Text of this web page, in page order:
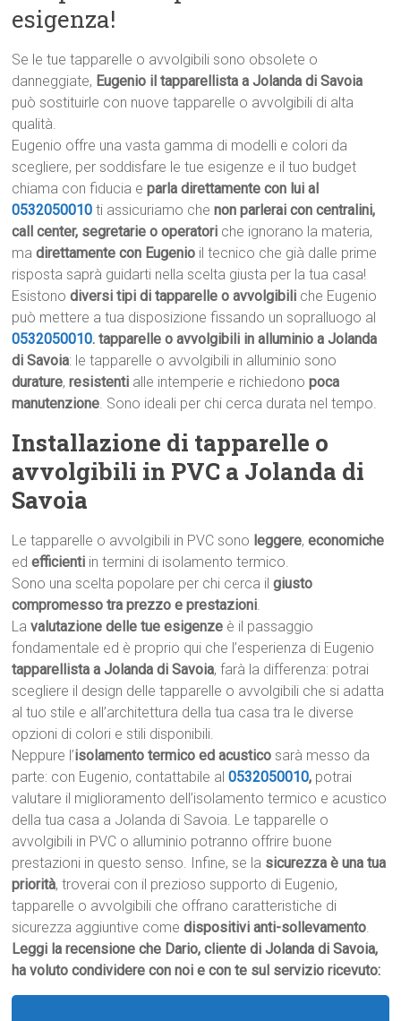
esigenza!
Se le tue tapparelle o avvolgibili sono obsolete o
danneggiate, Eugenio il tapparellista a Jolanda di Savoia
può sostituirle con nuove tapparelle o avvolgibili di alta
qualità.
Eugenio offre una vasta gamma di modelli e colori da
scegliere, per soddisfare le tue esigenze e il tuo budget
chiama con fiducia eparla direttamente con lui al
0532050010 ti assicuriamo chenon parlerai con centralini,
call center, segretarie o operatori che ignorano la materia,
madirettamente con Eugenio il tecnico che già dalle prime
risposta saprà guidarti nella scelta giusta per la tua casa!
Esistonodiversi tipi di tapparelle o avvolgibili che Eugenio
può mettere a tua disposizione fissando un sopralluogo al
0532050010. tapparelle o avvolgibili in alluminio a Jolanda
di Savoia: le tapparelle o avvolgibili in alluminio sono
durature,resistenti alle intemperie e richiedonopoca
manutenzione. Sono ideali per chi cerca durata nel tempo.
Installazione di tapparelle o
avvolgibili in PVC a Jolanda di
Savoia
Le tapparelle o avvolgibili in PVC sono leggere,economiche
edefficienti in termini di isolamento termico.
Sono una scelta popolare per chi cerca ilgiusto
compromesso tra prezzo e prestazioni.
Lavalutazione delle tue esigenze è il passaggio
fondamentale ed è proprio qui che l’esperienza di Eugenio
tapparellista a Jolanda di Savoia, farà la differenza: potrai
scegliere il design delle tapparelle o avvolgibili che si adatta
al tuo stile e all’architettura della tua casa tra le diverse
opzioni di colori e stili disponibili.
Neppure l’isolamento termico ed acustico sarà messo da
parte: con Eugenio, contattabile al0532050010, potrai
valutare il miglioramento dell’isolamento termico e acustico
della tua casa a Jolanda di Savoia. Le tapparelle o
avvolgibili in PVC o alluminio potranno offrire buone
prestazioni in questo senso. Infine, se la sicurezza è una tua
priorità, troverai con il prezioso supporto di Eugenio,
tapparelle o avvolgibili che offrano caratteristiche di
sicurezza aggiuntive comedispositivi anti-sollevamento.
Leggi la recensione che Dario, cliente di Jolanda di Savoia,
ha voluto condividere con noi e con te sul servizio ricevuto: